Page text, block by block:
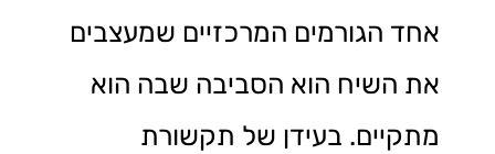
אחד הגורמים המרכזיים שמעצבים
את השיח הוא הסביבה שבה הוא
מתקיים. בעידן של תקשורת